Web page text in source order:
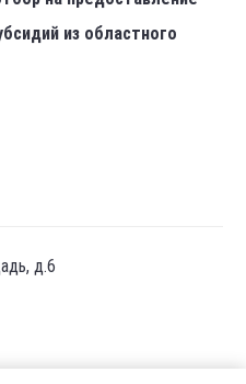
из областного
д.6